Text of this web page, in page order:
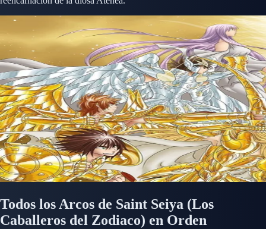
Todos los Arcos de Saint Seiya (Los
Caballeros del Zodiaco) en Orden